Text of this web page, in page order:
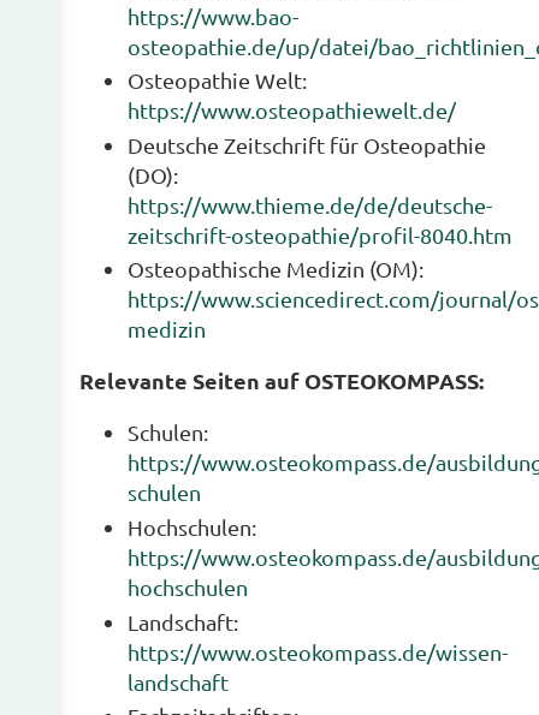
https://www.bao-
osteopathie.de/up/datei/
Osteopathie Welt:
https://www.osteopathiewelt.de/
Deutsche Zeitschrift für Osteopathie
(DO):
https://www.thieme.de/de/deutsche-
zeitschrift-osteopathie/profil-8040.htm
Osteopathische Medizin (OM):
https://www.sciencedirect.com/journal/
medizin
Relevante Seiten auf OSTEOKOMPASS:
Schulen:
https://www.osteokompass.de/
schulen
Hochschulen:
https://www.osteokompass.de/
hochschulen
Landschaft:
https://www.osteokompass.de/wissen-
landschaft